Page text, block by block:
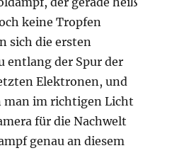
keine Tropfen
sich die ersten
entlang der Spur der
Elektronen, und
man im richtigen Licht
für die Nachwelt
genau an diesem